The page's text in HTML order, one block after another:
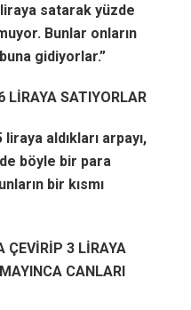
satarak yüzde
Bunlar onların
gidiyorlar.”
LİRAYA SATIYORLAR
aldıkları arpayı,
böyle bir para
bir kısmı
ÇEVİRİP 3 LİRAYA
CANLARI